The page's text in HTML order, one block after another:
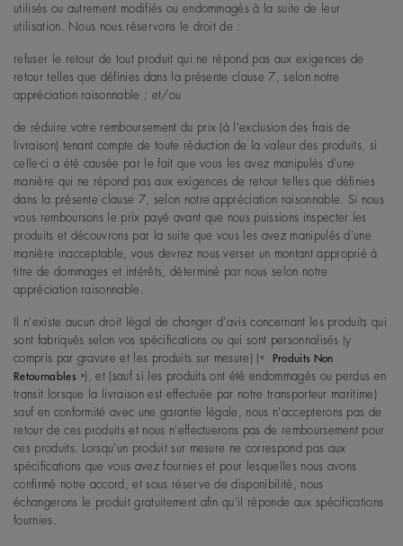
utilisés ou autrement modifiés ou endommagés à la suite de leur
utilisation. Nous nous réservons le droit de :
refuser le retour de tout produit qui ne répond pas aux exigences de
retour telles que définies dans la présente clause 7, selon notre
appréciation raisonnable ; et/ou
de réduire votre remboursement du prix (à l'exclusion des frais de
livraison) tenant compte de toute réduction de la valeur des produits, si
celle-ci a été causée par le fait que vous les avez manipulés d'une
manière qui ne répond pas aux exigences de retour telles que définies
dans la présente clause 7, selon notre appréciation raisonnable. Si nous
vous remboursons le prix payé avant que nous puissions inspecter les
produits et découvrons par la suite que vous les avez manipulés d'une
manière inacceptable, vous devrez nous verser un montant approprié à
titre de dommages et intérêts, déterminé par nous selon notre
appréciation raisonnable.
Il n'existe aucun droit légal de changer d'avis concernant les produits qui
sont fabriqués selon vos spécifications ou qui sont personnalisés (y
compris par gravure et les produits sur mesure) («
Produits Non
Retournables»), et (sauf si les produits ont été endommagés ou perdus en
transit lorsque la livraison est effectuée par notre transporteur maritime)
sauf en conformité avec une garantie légale, nous n'accepterons pas de
retour de ces produits et nous n'effectuerons pas de remboursement pour
ces produits. Lorsqu'un produit sur mesure ne correspond pas aux
spécifications que vous avez fournies et pour lesquelles nous avons
confirmé notre accord, et sous réserve de disponibilité, nous
échangerons le produit gratuitement afin qu'il réponde aux spécifications
fournies.